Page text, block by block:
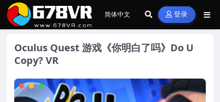
登录
Oculus Quest 游戏《你明白了吗》Do U
Copy? VR